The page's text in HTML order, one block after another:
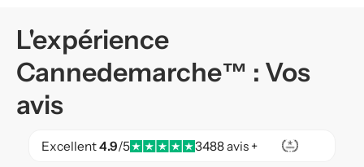
L'expérience
Cannedemarche™ : Vos
avis
Excellent4.9/5 3488 avis +